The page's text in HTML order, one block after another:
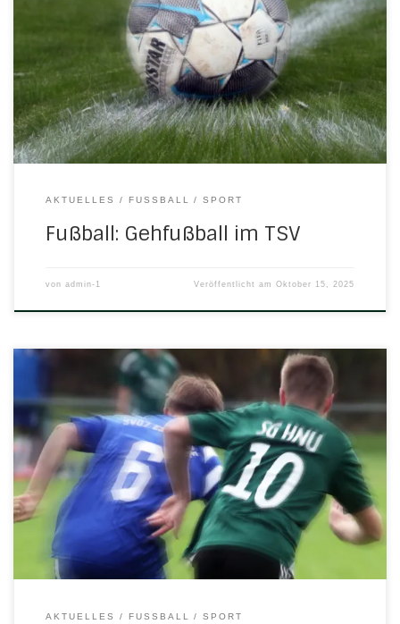
neue Sportart – Gehfußball – anbieten. Was ist
Gehfußball? Gehfußball, auch „Walking Football“ genannt,
ist eine Variante des Fußballs, die darauf abzielt, für
Menschen über 50 Jahre und für diejenigen, die aufgrund
mangelnder Mobilität oder aus anderen Gründen nicht in
der Lage […]
AKTUELLES FUSSBALL SPORT
Fußball: Gehfußball im TSV
von admin-1 Veröffentlicht amOktober 15, 2025
In der ersten Hälfte hat es noch nicht nach einem solchen
Kantersieg unserer Ersten gegen die Spielvereinigung 07
Eschwege ausgesehen. Das Team aus der Kreisstadt
gestaltete das Spiel relativ offen und kam ebenfalls zu
einigen Torchancen. Doch die H/N/U-Truppe nutzte ihre
Gelegenheiten einfach besser. Für das wichtige 1:0 sorgte
Lorenz […]
AKTUELLES FUSSBALL SPORT